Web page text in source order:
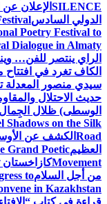
SILENCE الإعلان
الدولي السادس
Poetry Festival to
Dialogue in Almaty
الراي ينتصر للفن…
الكاف تغرد في افتتاح
سيدي منصور المعدلة
حديث الاحتلال
الوسطى) ظلال
Shadows on the Silk
Road الكشف عن
العظيمGrand Poetic
Movementكازاخستان
من أجل السلامto
in Kazakhstan
قراءة في كتاب